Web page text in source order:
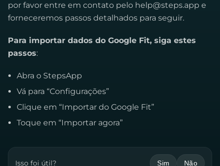
por favor entre em contato pelo help@steps.app e
forneceremos passos detalhados para seguir.
Para importar dados do Google Fit, siga estes
passos:
Abra o StepsApp
Vá para “Configurações”
Clique em “Importar do Google Fit”
Toque em “Importar agora”
Isso foi útil? Sim Não